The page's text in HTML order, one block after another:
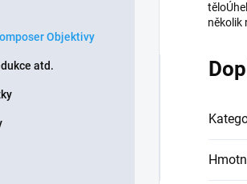
Objektivy
atd.
několik